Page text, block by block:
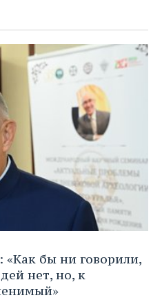
бы ни говорили,
нет, но, к